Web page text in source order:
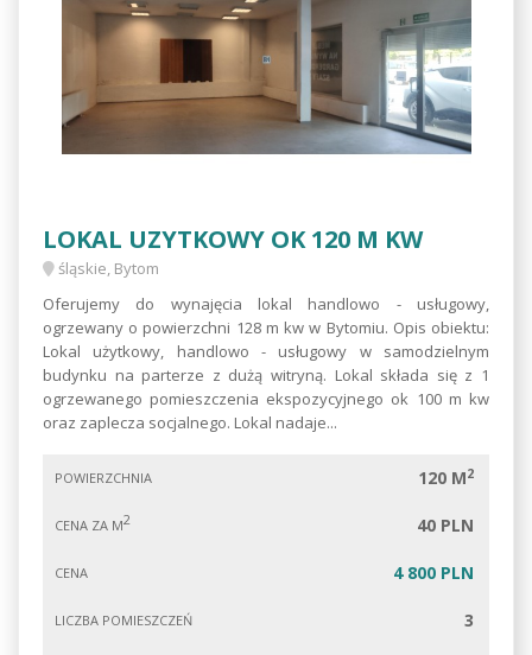
LOKAL UZYTKOWY OK 120 M KW
śląskie, Bytom
Oferujemy do wynajęcia lokal handlowo - usługowy,
ogrzewany o powierzchni 128 m kw w Bytomiu. Opis obiektu:
Lokal użytkowy, handlowo - usługowy w samodzielnym
budynku na parterze z dużą witryną. Lokal składa się z 1
ogrzewanego pomieszczenia ekspozycyjnego ok 100 m kw
oraz zaplecza socjalnego. Lokal nadaje...
POWIERZCHNIA 120 M2
CENA ZA M2 40 PLN
CENA 4 800 PLN
LICZBA POMIESZCZEŃ 3